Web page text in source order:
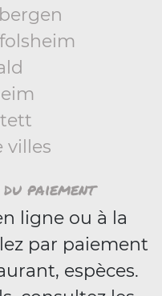
villes
paiement
ligne ou à la
par paiement
espèces.